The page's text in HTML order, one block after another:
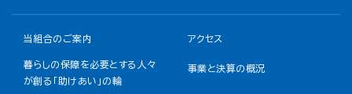
当組合のご案内 アクセス
暮らしの保障を必要とする人々
が創る「助けあい」の輪
事業と決算の概況